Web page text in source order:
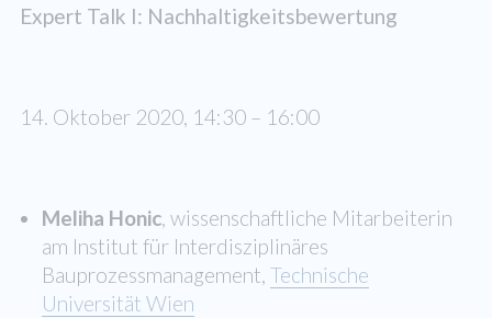
Expert Talk I: Nachhaltigkeitsbewertung
14. Oktober 2020, 14:30 – 16:00
Meliha Honic, wissenschaftliche Mitarbeiterin
am Institut für Interdisziplinäres
Bauprozessmanagement, Technische
Universität Wien